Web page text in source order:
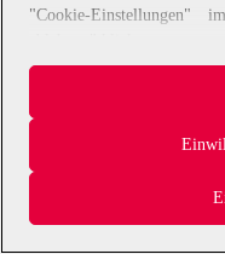
"Cookie-
Wir arbeiten mit Partnern
abgerufene Daten
pseudonymisierten Daten
zu eigenen Zwecken
verarbeiten. Vor diesem
Erhebung der